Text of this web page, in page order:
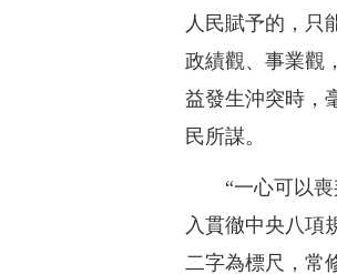
人民賦予的，只
政績觀、事業觀
益發生沖突時，
民所謀。
“一心可以
入貫徹中央八項
二字為標尺，常